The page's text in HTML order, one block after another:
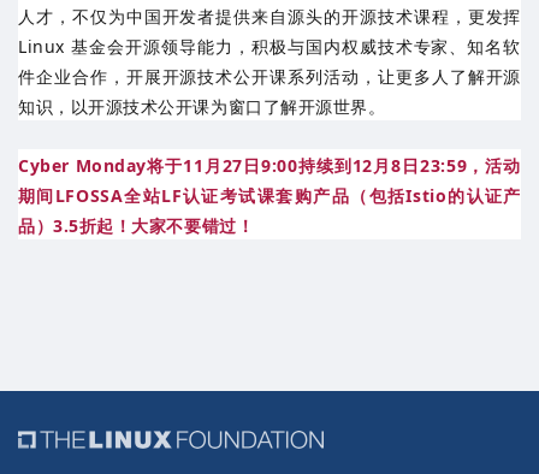
人才，不仅为中国开发者提供来自源头的开源技术课程，更发挥
Linux 基金会开源领导能力，积极与国内权威技术专家、知名软
件企业合作，开展开源技术公开课系列活动，让更多人了解开源
知识，以开源技术公开课为窗口了解开源世界。
Cyber Monday将于11月27日9:00持续到12月8日23:59，活动
期间LFOSSA全站LF认证考试课套购产品（包括Istio的认证产
品）3.5折起！大家不要错过！